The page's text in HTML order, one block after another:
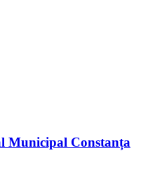
Municipal Constanța